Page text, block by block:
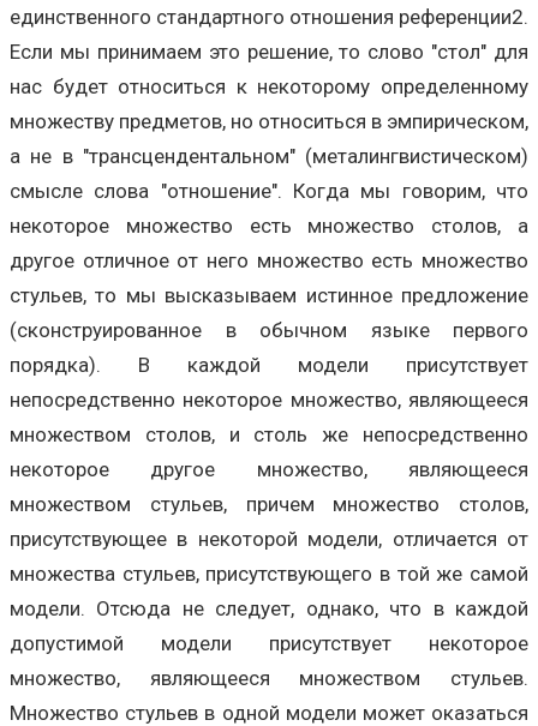
единственного стандартного отношения референции2.
Если мы принимаем это решение, то слово "стол" для
нас будет относиться к некоторому определенному
множеству предметов, но относиться в эмпирическом,
а не в "трансцендентальном" (металингвистическом)
смысле слова "отношение". Когда мы говорим, что
некоторое множество есть множество столов, а
другое отличное от него множество есть множество
стульев, то мы высказываем истинное предложение
(сконструированное в обычном языке первого
порядка). В каждой модели присутствует
непосредственно некоторое множество, являющееся
множеством столов, и столь же непосредственно
некоторое другое множество, являющееся
множеством стульев, причем множество столов,
присутствующее в некоторой модели, отличается от
множества стульев, присутствующего в той же самой
модели. Отсюда не следует, однако, что в каждой
допустимой модели присутствует некоторое
множество, являющееся множеством стульев.
Множество стульев в одной модели может оказаться